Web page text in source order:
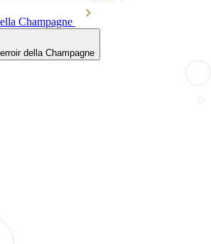
Champagne
della Champagne